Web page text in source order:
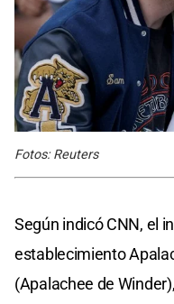
Fotos: Reuters
Según indicó CNN, el
establecimiento
(Apalachee de